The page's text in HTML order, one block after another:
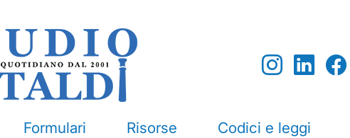
Formulari Risorse Codici e leggi